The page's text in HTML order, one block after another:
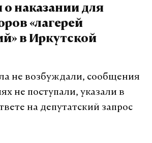
о наказании для
«лагерей
в Иркутской
не возбуждали, сообщения
не поступали, указали в
на депутатский запрос